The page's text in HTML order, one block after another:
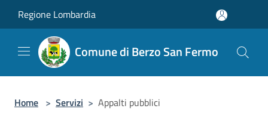
Regione Lombardia
Comune di Berzo San Fermo
Home > Servizi > Appalti pubblici